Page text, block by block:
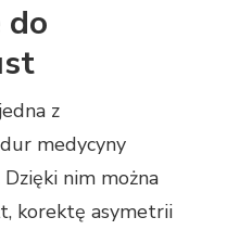
z
medycyny
nim można
korektę asymetrii